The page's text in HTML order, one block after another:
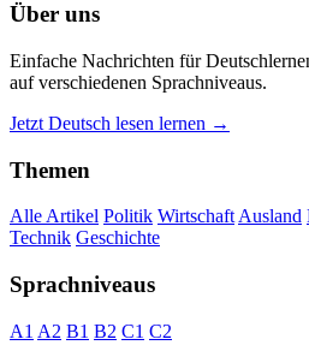
Über uns
Einfache Nachrichten für
auf verschiedenen Sprachniveaus.
Jetzt Deutsch lesen lernen →
Themen
Alle Artikel Politik Wirtschaft Ausland
Technik Geschichte
Sprachniveaus
A1 A2 B1 B2 C1 C2